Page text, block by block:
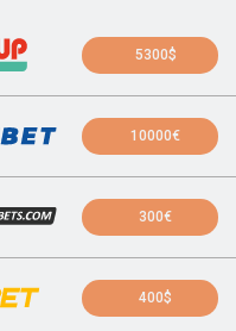
5300$
10000€
300€
400$